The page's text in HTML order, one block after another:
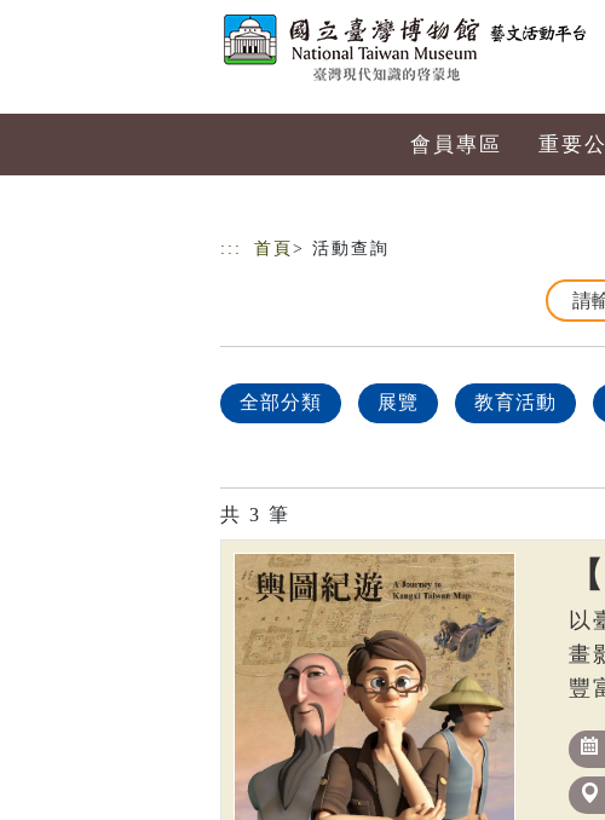
會員專區 重要
::: 首頁 > 活動查詢
全部分類 展覽 教育活動
共 3 筆
以
畫
豐